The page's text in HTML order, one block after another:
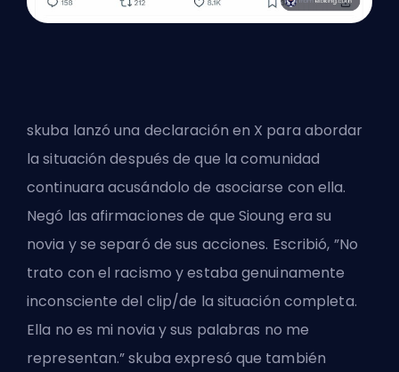
skuba lanzó una declaración en X para abordar
la situación después de que la comunidad
continuara acusándolo de asociarse con ella.
Negó las afirmaciones de que Sioung era su
novia y se separó de sus acciones. Escribió, ”No
trato con el racismo y estaba genuinamente
inconsciente del clip/de la situación completa.
Ella no es mi novia y sus palabras no me
representan.” skuba expresó que también